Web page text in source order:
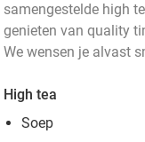
samengestelde high
genieten van quality
We wensen je alvast
High tea
Soep